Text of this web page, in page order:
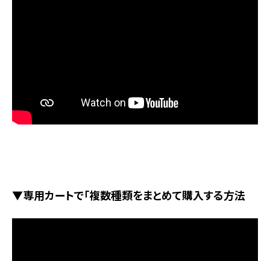
▼専用カートで「複数種類をまとめて購入する方法